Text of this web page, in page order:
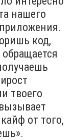
нашего
код,
твоего
от того,